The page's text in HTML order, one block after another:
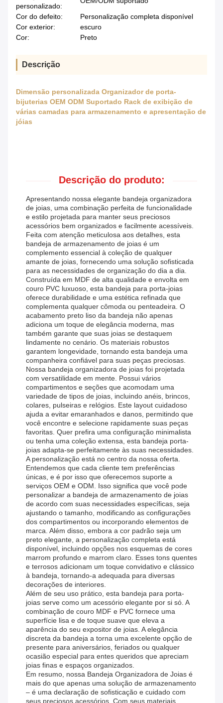
personalizado:
Cor do defeito:
Personalização completa disponível
Cor exterior:
escuro
Cor:
Preto
Descrição
Dimensão personalizada Organizador de porta-
bijuterias OEM ODM Suportado Rack de exibição de
várias camadas para armazenamento e apresentação de
jóias
Descrição do produto:
Apresentando nossa elegante bandeja organizadora
de joias, uma combinação perfeita de funcionalidade
e estilo projetada para manter seus preciosos
acessórios bem organizados e facilmente acessíveis.
Feita com atenção meticulosa aos detalhes, esta
bandeja de armazenamento de joias é um
complemento essencial à coleção de qualquer
amante de joias, fornecendo uma solução sofisticada
para as necessidades de organização do dia a dia.
Construída em MDF de alta qualidade e envolta em
couro PVC luxuoso, esta bandeja para porta-joias
oferece durabilidade e uma estética refinada que
complementa qualquer cômoda ou penteadeira. O
acabamento preto liso da bandeja não apenas
adiciona um toque de elegância moderna, mas
também garante que suas joias se destaquem
lindamente no cenário. Os materiais robustos
garantem longevidade, tornando esta bandeja uma
companheira confiável para suas peças preciosas.
Nossa bandeja organizadora de joias foi projetada
com versatilidade em mente. Possui vários
compartimentos e seções que acomodam uma
variedade de tipos de joias, incluindo anéis, brincos,
colares, pulseiras e relógios. Este layout cuidadoso
ajuda a evitar emaranhados e danos, permitindo que
você encontre e selecione rapidamente suas peças
favoritas. Quer prefira uma configuração minimalista
ou tenha uma coleção extensa, esta bandeja porta-
joias adapta-se perfeitamente às suas necessidades.
A personalização está no centro da nossa oferta.
Entendemos que cada cliente tem preferências
únicas, e é por isso que oferecemos suporte a
serviços OEM e ODM. Isso significa que você pode
personalizar a bandeja de armazenamento de joias
de acordo com suas necessidades específicas, seja
ajustando o tamanho, modificando as configurações
dos compartimentos ou incorporando elementos de
marca. Além disso, embora a cor padrão seja um
preto elegante, a personalização completa está
disponível, incluindo opções nos esquemas de cores
marrom profundo e marrom claro. Esses tons quentes
e terrosos adicionam um toque convidativo e clássico
à bandeja, tornando-a adequada para diversas
decorações de interiores.
Além de seu uso prático, esta bandeja para porta-
joias serve como um acessório elegante por si só. A
combinação de couro MDF e PVC fornece uma
superfície lisa e de toque suave que eleva a
aparência do seu expositor de joias. A elegância
discreta da bandeja a torna uma excelente opção de
presente para aniversários, feriados ou qualquer
ocasião especial para entes queridos que apreciam
joias finas e espaços organizados.
Em resumo, nossa Bandeja Organizadora de Joias é
mais do que apenas uma solução de armazenamento
– é uma declaração de sofisticação e cuidado com
seus preciosos acessórios. Com seus materiais